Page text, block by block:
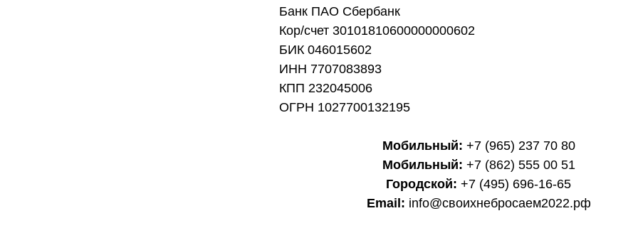
Банк ПАО Сбербанк
Кор/счет 30101810600000000602
БИК 046015602
ИНН 7707083893
КПП 232045006
ОГРН 1027700132195
Мобильный: +7 (965) 237 70 80
Мобильный: +7 (862) 555 00 51
Городской: +7 (495) 696-16-65
Email: info@своихнебросаем2022.рф